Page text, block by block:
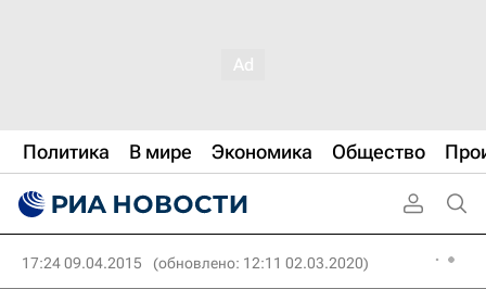
Политика В мире Экономика Общество
17:24 09.04.2015 (обновлено: 12:11 02.03.2020)